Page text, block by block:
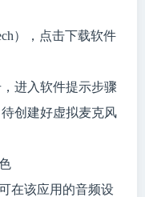
），点击下载软件
进入软件提示步骤
创建好虚拟麦克风
在该应用的音频设